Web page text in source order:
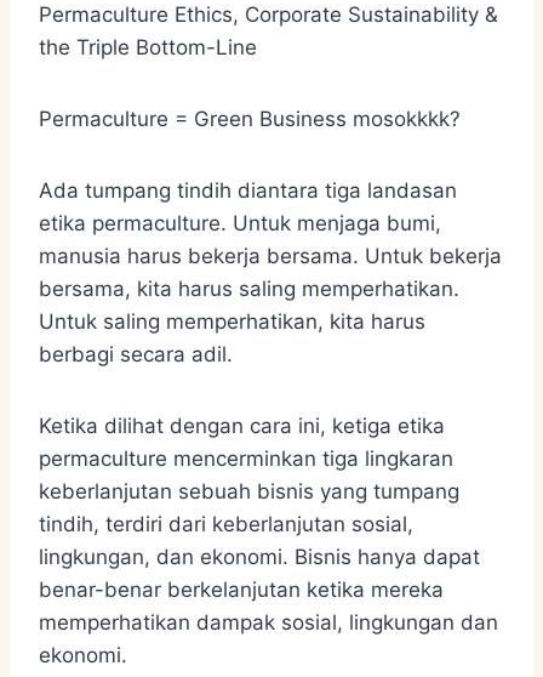
Permaculture Ethics, Corporate Sustainability &
the Triple Bottom-Line
Permaculture = Green Business mosokkkk?
Ada tumpang tindih diantara tiga landasan
etika permaculture. Untuk menjaga bumi,
manusia harus bekerja bersama. Untuk bekerja
bersama, kita harus saling memperhatikan.
Untuk saling memperhatikan, kita harus
berbagi secara adil.
Ketika dilihat dengan cara ini, ketiga etika
permaculture mencerminkan tiga lingkaran
keberlanjutan sebuah bisnis yang tumpang
tindih, terdiri dari keberlanjutan sosial,
lingkungan, dan ekonomi. Bisnis hanya dapat
benar-benar berkelanjutan ketika mereka
memperhatikan dampak sosial, lingkungan dan
ekonomi.